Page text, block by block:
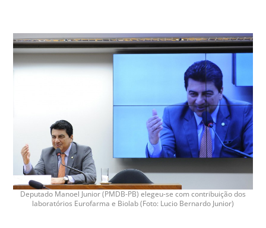
Deputado Manoel Junior (PMDB-PB) elegeu-se com contribuição dos
laboratórios Eurofarma e Biolab (Foto: Lucio Bernardo Junior)